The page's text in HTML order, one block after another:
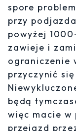
spore
przy
powyżej
zawieje i
ograniczenie
przyczynić
będą
więc macie w
przejazd